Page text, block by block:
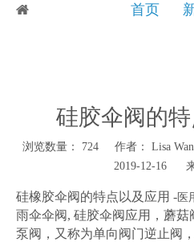
首页
硅胶伞阀的
浏览数量： 724 作者： Lisa
2019-12-16
硅橡胶伞阀的特点以及应用 -医
雨伞伞阀, 硅胶伞阀应用，蘑菇
泵阀，又称为单向阀门逆止阀